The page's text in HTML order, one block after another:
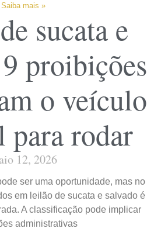
Saiba mais »
sucata e
proibições
o veículo
para rodar
12, 2026
ser uma oportunidade, mas no
em leilão de sucata e salvado é
A classificação pode implicar
administrativas